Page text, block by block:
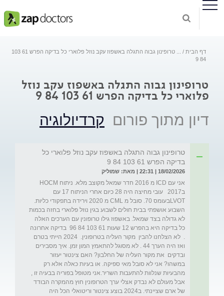
דף הבית
טרופינון גבוה התגלה באשפוז עקב נוזל פלוארי כל בדיקה הפרש 61 103
84 9
טרופינון גבוה התגלה באשפוז עקב נוזל
פלוארי כל בדיקה הפרש 61 103 84 9
דיון מתוך פורום קרדיולוגיה
טרופינון גבוה התגלה באשפוז עקב נוזל פלוארי כל
בדיקה הפרש 61 103 84 9
18/02/2026 | 22:31 | מאת: שמוליק
ב2017   עובי מחיצה היה 28 כיום אחרי הניתוח 17 עם
LVOTבעומס 70. סובל מ CML מ 2020 וירידה בתפקודי כליות.
השבוע אושפתי בבית חולים לשבוע בגין נוזל פלוארי בחזה בכמות
לא גדולה בצד שמאל. באשפוז גילו טרופונין עם הערכים האלה
כל בדיקה היא בהפרש 12 שעות 61 103 84 96  בדיקה אחרונה
.  לא הצלחנו להבין  מקור העליה בטרופונין.  2024 הייתי בטרם
ואז היה הערך 44 . לא מסוגל להתאמץ המון זמן. איך מסבירים
ובדקים  את מקור העליה של החלבון? האם צינטור יעזור
במשהו? אני לא סובל מאי ספיקה. או בעיות כאלה אלא רק
מהבעיות שנלוות להתעבות השריר.אני מטופל בפוריה בבעיה זו ,
אבל מעולם לא נבדק אצלי ערך הטרופונין חוץ מהמקרה הבודד
של ארם שציינתי. ב2024 בוצע צינטור וריטואלי הכל היה